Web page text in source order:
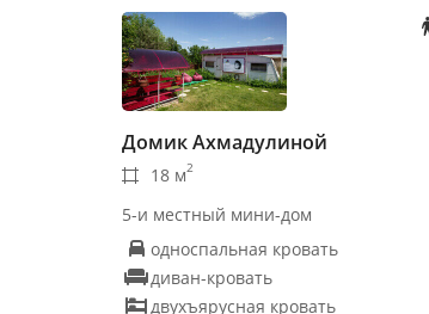
Домик Ахмадулиной
18 м2
5-и местный мини-дом
односпальная кровать
диван-кровать
двухъярусная кровать